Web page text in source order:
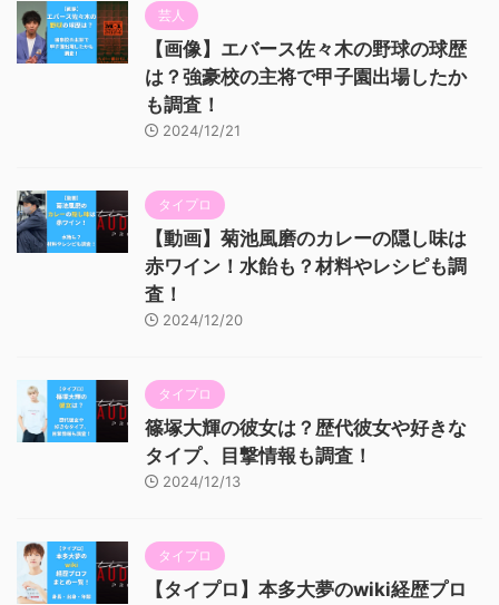
芸人
【画像】エバース佐々木の野球の球歴
は？強豪校の主将で甲子園出場したか
も調査！
2024/12/21
タイプロ
【動画】菊池風磨のカレーの隠し味は
赤ワイン！水飴も？材料やレシピも調
査！
2024/12/20
タイプロ
篠塚大輝の彼女は？歴代彼女や好きな
タイプ、目撃情報も調査！
2024/12/13
タイプロ
【タイプロ】本多大夢のwiki経歴プロ